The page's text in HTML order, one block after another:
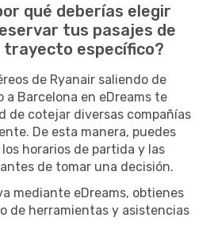
qué deberías elegir
tus pasajes de
trayecto específico?
de Ryanair saliendo de
a Barcelona en eDreams te
de cotejar diversas compañías
De esta manera, puedes
horarios de partida y las
de tomar una decisión.
mediante eDreams, obtienes
de herramientas y asistencias